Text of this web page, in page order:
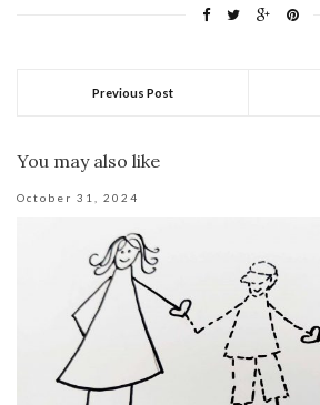
Previous Post
You may also like
October 31, 2024